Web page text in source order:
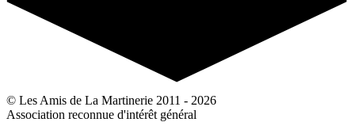
© Les Amis de La Martinerie 2011 - 2026
Association reconnue d'intérêt général